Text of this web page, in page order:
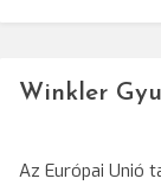
Winkler
Az Európai Unió